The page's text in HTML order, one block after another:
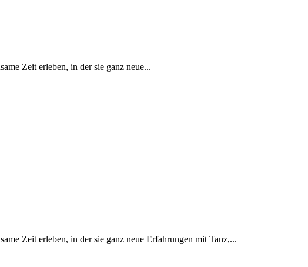
Zeit erleben, in der sie ganz neue...
Zeit erleben, in der sie ganz neue Erfahrungen mit Tanz,...